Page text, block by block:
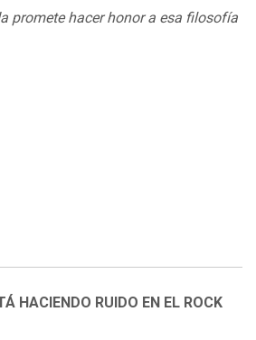
promete hacer honor a esa filosofía
HACIENDO RUIDO EN EL ROCK